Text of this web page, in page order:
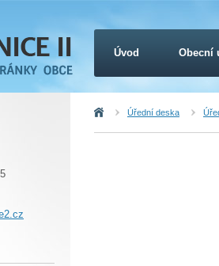
Úvod Úřední deska
Úvod Obecní